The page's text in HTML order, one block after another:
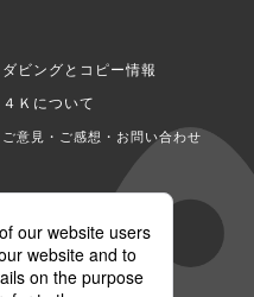
ダビングとコピー情報
４Ｋについて
ご意見・ご感想・お問い合わせ
テレ朝チャンネル